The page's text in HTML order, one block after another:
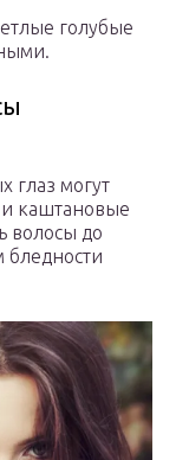
голубые
глаз могут
каштановые
волосы до
бледности